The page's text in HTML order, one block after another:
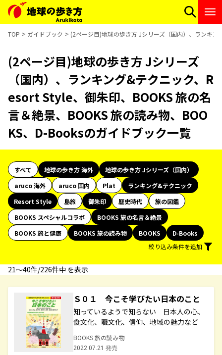
TOP ガイドブック (2ページ目)地球の歩き方 Jシリーズ（国内）、ランキ
(2ページ目)地球の歩き方 Jシリーズ
（国内）、ランキング&テクニック、R
esort Style、御朱印、BOOKS 旅の名
言＆絶景、BOOKS 旅の読み物、BOO
KS、D-Booksのガイドブック一覧
すべて 地球の歩き方 海外
地球の歩き方 Jシリーズ（国内）
aruco 海外
aruco 国内 Plat
ランキング&テクニック
Resort Style
島旅 御朱印 歴史時代
旅の図鑑
BOOKS スペシャルコラボ
BOOKS 旅の名言＆絶景
BOOKS 旅と健康
BOOKS 旅の読み物 BOOKS
D-Books
絞り込み条件を追加
21〜40件/226件中 を表示
Ｓ０１ 今こそ学びたい日本のこと
知っているようで知らない 日本人の心、
食文化、職文化、信仰、地域の魅力など
BOOKS 旅の読み物
2022.07.21 発売